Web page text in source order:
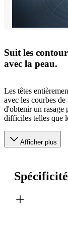
Suit les
avec la peau.
Les têtes
avec les courbes
d'obtenir un rasage
difficiles telles que
Afficher plus